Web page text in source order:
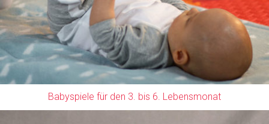
Babyspiele für den 3. bis 6. Lebensmonat